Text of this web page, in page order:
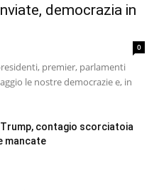
democrazia in
0
premier, parlamenti
le nostre democrazie e, in
contagio scorciatoia
mancate